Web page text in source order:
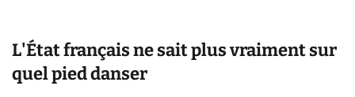
L'État français ne sait plus vraiment sur
quel pied danser